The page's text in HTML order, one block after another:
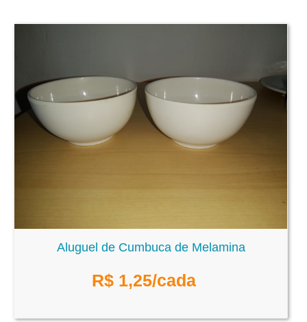
Aluguel de Cumbuca de Melamina
R$ 1,25/cada